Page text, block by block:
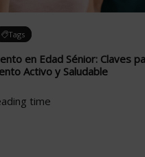
Tags
en Edad Sénior: Claves
Activo y Saludable
time